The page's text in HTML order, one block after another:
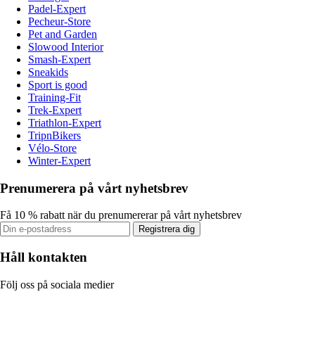
Padel-Expert
Pecheur-Store
Pet and Garden
Slowood Interior
Smash-Expert
Sneakids
Sport is good
Training-Fit
Trek-Expert
Triathlon-Expert
TripnBikers
Vélo-Store
Winter-Expert
Prenumerera på vårt nyhetsbrev
Få 10 % rabatt när du prenumererar på vårt nyhetsbrev
Registrera dig
Håll kontakten
Följ oss på sociala medier